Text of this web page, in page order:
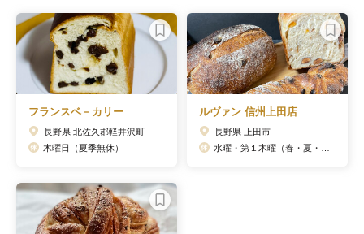
フランスベ－カリー
長野県 北佐久郡軽井沢町
木曜日（夏季無休）
ルヴァン 信州上田店
長野県 上田市